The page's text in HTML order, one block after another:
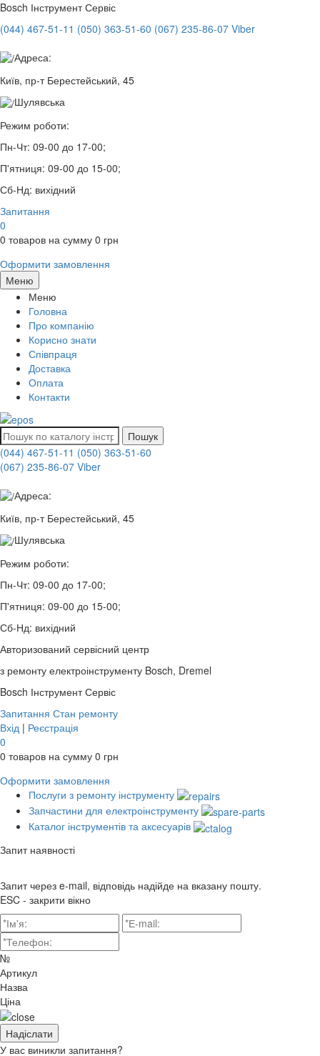
Bosch Інструмент Сервіс
(044) 467-51-11 (050) 363-51-60 (067) 235-86-07 Viber
Адреса:
Київ, пр-т Берестейський, 45
Шулявська
Режим роботи:
Пн-Чт: 09-00 до 17-00;
П'ятниця: 09-00 до 15-00;
Сб-Нд: вихідний
Запитання
0
0 товаров на сумму 0 грн
Оформити замовлення
Меню
Меню
Головна
Про компанію
Корисно знати
Співпраця
Доставка
Оплата
Контакти
Пошук
(044) 467-51-11 (050) 363-51-60
(067) 235-86-07 Viber
Адреса:
Київ, пр-т Берестейський, 45
Шулявська
Режим роботи:
Пн-Чт: 09-00 до 17-00;
П'ятниця: 09-00 до 15-00;
Сб-Нд: вихідний
Авторизований сервісний центр
з ремонту електроінструменту Bosch, Dremel
Bosch Інструмент Сервіс
Запитання Стан ремонту
Вхід | Реєстрація
0
0 товаров на сумму 0 грн
Оформити замовлення
Послуги з ремонту інструменту
Запчастини для електроінструменту
Каталог інструментів та аксесуарів
Запит наявності
Запит через e-mail, відповідь надійде на вказану пошту.
ESC - закрити вікно
№
Артикул
Назва
Ціна
У вас виникли запитання?